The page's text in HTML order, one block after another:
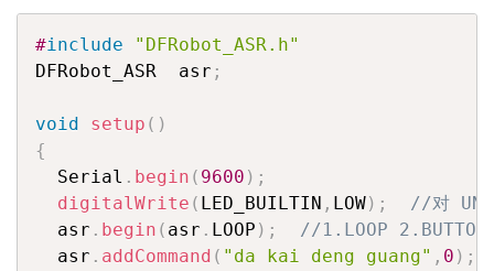
#include
"DFRobot_ASR.h"
DFRobot_ASR  asr ;
void setup ( )
{
  Serial
. begin ( 9600 ) ;
digitalWrite ( LED_BUILTIN , LOW) ;
//对 UNO
  asr
. begin ( asr . LOOP ) ;
//1.LOOP 2.BUTTON
  asr
. addCommand ( "da kai deng guang" , 0 ) ;